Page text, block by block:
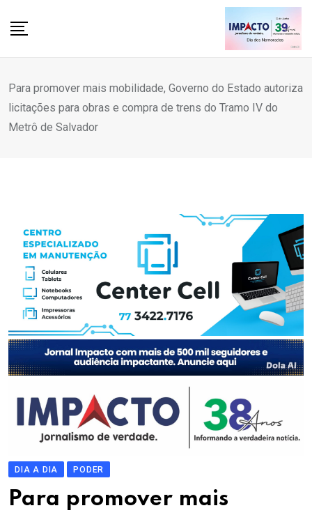
Para promover mais mobilidade, Governo do Estado autoriza
licitações para obras e compra de trens do Tramo IV do
Metrô de Salvador
DIA A DIA PODER
Para promover mais